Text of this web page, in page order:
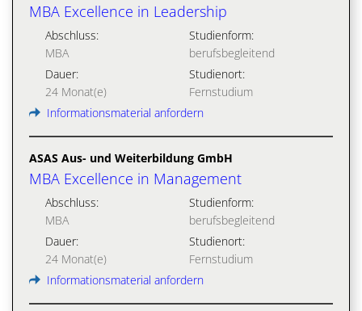
MBA Excellence in Leadership
Abschluss:
MBA
Studienform:
berufsbegleitend
Dauer:
24 Monat(e)
Studienort:
Fernstudium
Informationsmaterial anfordern
ASAS Aus- und Weiterbildung GmbH
MBA Excellence in Management
Abschluss:
MBA
Studienform:
berufsbegleitend
Dauer:
24 Monat(e)
Studienort:
Fernstudium
Informationsmaterial anfordern